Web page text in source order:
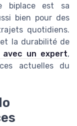
biplace est sa
bien pour des
quotidiens.
la durabilité de
avec un expert,
actuelles du